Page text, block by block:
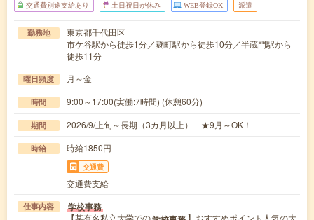
交通費別途支給あり 土日祝日が休み WEB登録OK 派遣
勤務地
東京都千代田区
市ケ谷駅から徒歩1分／麹町駅から徒歩10分／半蔵門駅から
徒歩11分
曜日頻度 月～金
時間 9:00～17:00(実働:7時間) (休憩60分)
期間 2026/9/上旬～長期（3カ月以上） ★9月～OK！
時給 時給1850円
交通費
交通費支給
仕事内容 学校事務